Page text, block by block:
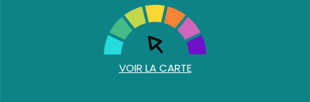
VOIR LA CARTE